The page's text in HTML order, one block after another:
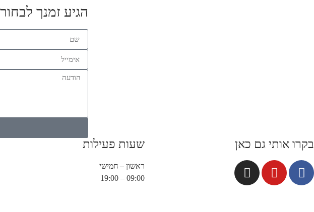
הגיע זמנך
בקרו אותי גם כאן שעות פעילות
ראשון – חמישי
09:00 – 19:00